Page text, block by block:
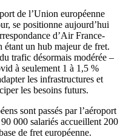
de l’Union européenne
se positionne aujourd’hui
d’Air France-
un hub majeur de fret.
trafic désormais modérée –
à seulement 1 à 1,5 %
les infrastructures et
les besoins futurs.
sont passés par l’aéroport
000 salariés accueillent 200
de fret européenne.